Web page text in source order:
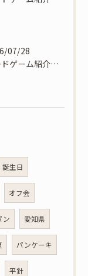
07/28
【ボードゲーム紹介】ドデリド - 素早く正しく一番多いモノを宣言しよう！ドデリド！
誕生日
オフ会
ン 愛知県
パンケーキ
平針